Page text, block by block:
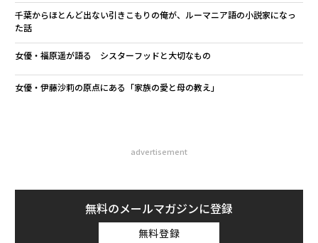
千葉からほとんど出ない引きこもりの俺が、ルーマニア語の小説家になっ
た話
女優・福原遥が語る シスターフッドと大切なもの
女優・伊藤沙莉の原点にある「家族の愛と母の教え」
advertisement
無料のメールマガジンに登録
無料登録